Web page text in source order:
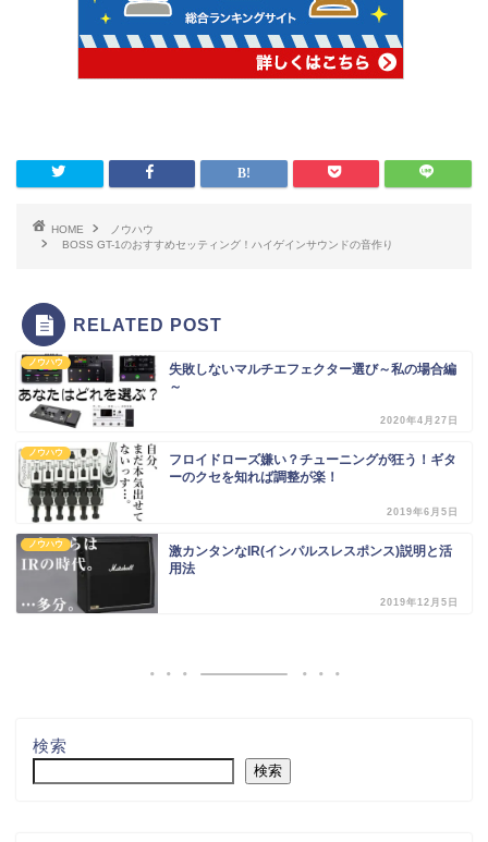
HOME
ノウハウ
BOSS GT-1のおすすめセッティング！ハイゲインサウンドの音作り
RELATED POST
ノウハウ
失敗しないマルチエフェクター選び～私の場合編
～
2020年4月27日
ノウハウ
フロイドローズ嫌い？チューニングが狂う！ギタ
ーのクセを知れば調整が楽！
2019年6月5日
ノウハウ
激カンタンなIR(インパルスレスポンス)説明と活
用法
2019年12月5日
検索
検索